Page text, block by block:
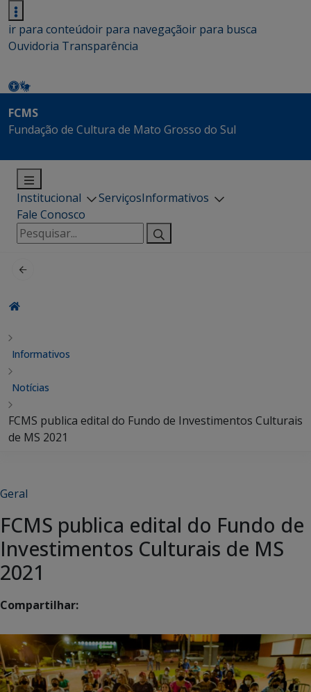
ir para conteúdoir para navegaçãoir para busca
Ouvidoria Transparência
FCMS
Fundação de Cultura de Mato Grosso do Sul
Institucional ServiçosInformativos
Fale Conosco
Pesquisar
por:
Informativos
Notícias
FCMS publica edital do Fundo de Investimentos Culturais
de MS 2021
Geral
FCMS publica edital do Fundo de
Investimentos Culturais de MS
2021
Compartilhar: